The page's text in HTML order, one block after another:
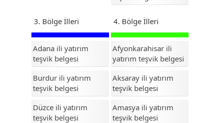
İzmir
Kahramanmaraş
Karabük
Karaman
Kars
Kastamonu
3. Bölge İlleri
Adana ili yatırım
teşvik belgesi
Burdur ili yatırım
teşvik belgesi
Düzce ili yatırım
teşvik belgesi
4. Bölge İlleri
Afyonkarahisar ili
yatırım teşvik belgesi
Aksaray ili yatırım
teşvik belgesi
Amasya ili yatırım
teşvik belgesi